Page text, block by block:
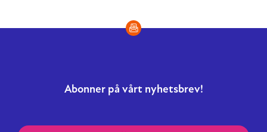
Abonner på vårt nyhetsbrev!